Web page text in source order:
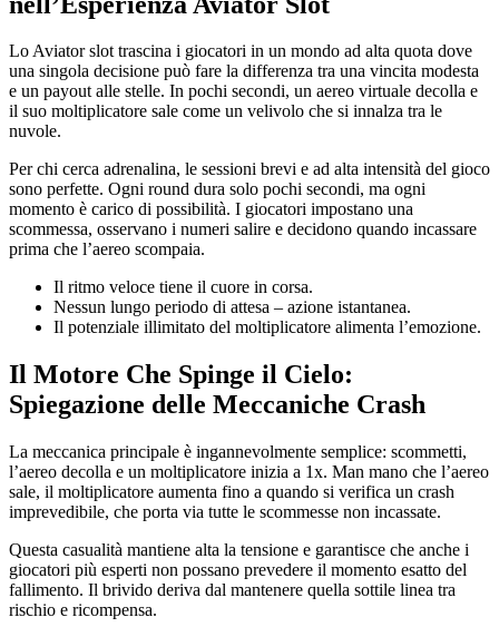
Lo Aviator slot trascina i giocatori in un mondo ad alta quota dove
una singola decisione può fare la differenza tra una vincita modesta
e un payout alle stelle. In pochi secondi, un aereo virtuale decolla e
il suo moltiplicatore sale come un velivolo che si innalza tra le
nuvole.
Per chi cerca adrenalina, le sessioni brevi e ad alta intensità del gioco
sono perfette. Ogni round dura solo pochi secondi, ma ogni
momento è carico di possibilità. I giocatori impostano una
scommessa, osservano i numeri salire e decidono quando incassare
prima che l’aereo scompaia.
Il ritmo veloce tiene il cuore in corsa.
Nessun lungo periodo di attesa – azione istantanea.
Il potenziale illimitato del moltiplicatore alimenta l’emozione.
Il Motore Che Spinge il Cielo:
Spiegazione delle Meccaniche Crash
La meccanica principale è ingannevolmente semplice: scommetti,
l’aereo decolla e un moltiplicatore inizia a 1x. Man mano che l’aereo
sale, il moltiplicatore aumenta fino a quando si verifica un crash
imprevedibile, che porta via tutte le scommesse non incassate.
Questa casualità mantiene alta la tensione e garantisce che anche i
giocatori più esperti non possano prevedere il momento esatto del
fallimento. Il brivido deriva dal mantenere quella sottile linea tra
rischio e ricompensa.